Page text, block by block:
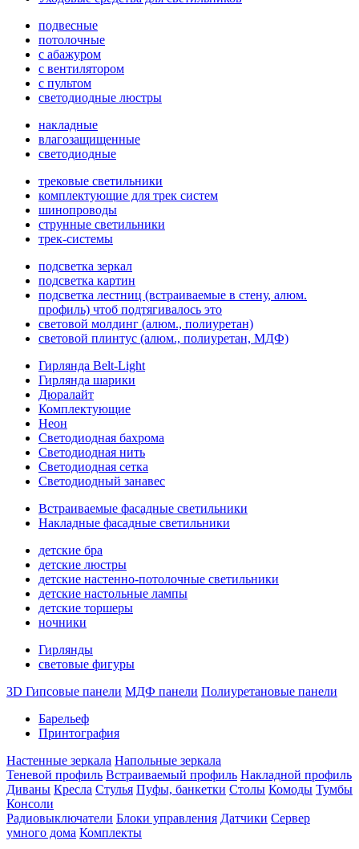
подвесные
потолочные
с абажуром
с вентилятором
с пультом
светодиодные люстры
накладные
влагозащищенные
светодиодные
трековые светильники
комплектующие для трек систем
шинопроводы
струнные светильники
трек-системы
подсветка зеркал
подсветка картин
подсветка лестниц (встраиваемые в стену, алюм.
профиль) чтоб подтягивалось это
световой молдинг (алюм., полиуретан)
световой плинтус (алюм., полиуретан, МДФ)
Гирлянда Belt-Light
Гирлянда шарики
Дюралайт
Комплектующие
Неон
Светодиодная бахрома
Светодиодная нить
Светодиодная сетка
Светодиодный занавес
Встраиваемые фасадные светильники
Накладные фасадные светильники
детские бра
детские люстры
детские настенно-потолочные светильники
детские настольные лампы
детские торшеры
ночники
Гирлянды
световые фигуры
3D Гипсовые панели МДФ панели Полиуретановые панели
Барельеф
Принтография
Настенные зеркала Напольные зеркала
Теневой профиль Встраиваемый профиль Накладной профиль
Диваны Кресла Стулья Пуфы, банкетки Столы Комоды Тумбы
Консоли
Радиовыключатели Блоки управления Датчики Сервер
умного дома Комплекты